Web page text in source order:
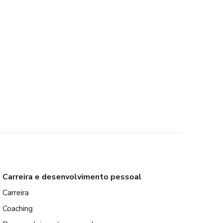
Carreira e desenvolvimento pessoal
Carreira
Coaching